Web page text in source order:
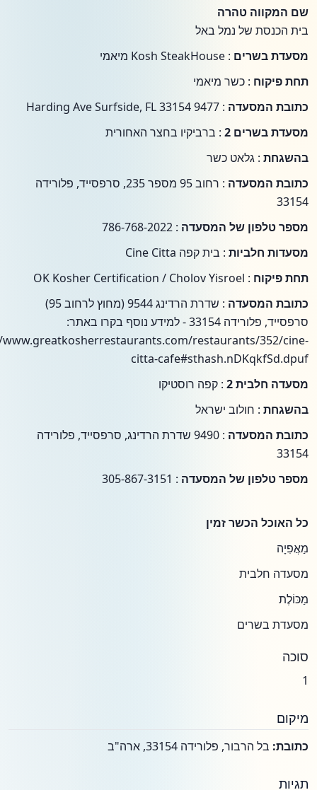
שם המקווה טהרה
בית הכנסת של נמל באל
מסעדת בשרים : Kosh SteakHouse מיאמי
תחת פיקוח : כשר מיאמי
כתובת המסעדה : 9477 Harding Ave Surfside, FL 33154
מסעדת בשרים 2
: ברביקיו בחצר האחורית
בהשגחת : גלאט כשר
כתובת המסעדה
: רחוב 95 מספר 235, סרפסייד, פלורידה
33154
מספר טלפון של המסעדה : 786-768-2022
מסעדות חלביות : בית קפה Cine Citta
תחת פיקוח : OK Kosher Certification / Cholov Yisroel
כתובת המסעדה
: שדרת הרדינג 9544 (מחוץ לרחוב 95)
סרפסייד, פלורידה 33154 - למידע נוסף בקרו באתר:
restaurants/352/cine-
citta-cafe#sthash.nDKqkfSd.dpuf
מסעדה חלבית 2
: קפה רוסטיקו
בהשגחת : חולוב ישראל
כתובת המסעדה
: 9490 שדרת הרדינג, סרפסייד, פלורידה
33154
מספר טלפון של המסעדה : 305-867-3151
כל האוכל הכשר זמין
מַאֲפִיָה
מסעדה חלבית
מַכּוֹלֶת
מסעדת בשרים
סוכה
1
מיקום
כתובת: בל הרבור, פלורידה 33154, ארה"ב
תגיות